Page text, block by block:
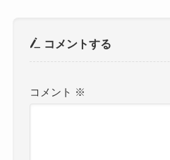
コメントする
コメント ※